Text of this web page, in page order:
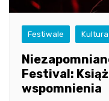
Festiwale Kultura
Festival:
wspomnienia